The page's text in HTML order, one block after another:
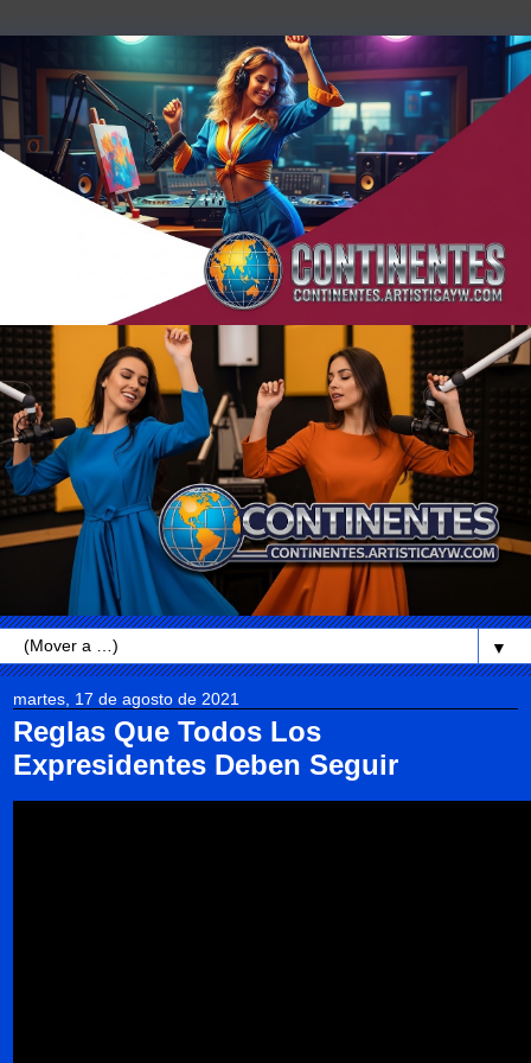
▼
martes, 17 de agosto de 2021
Reglas Que Todos Los
Expresidentes Deben Seguir